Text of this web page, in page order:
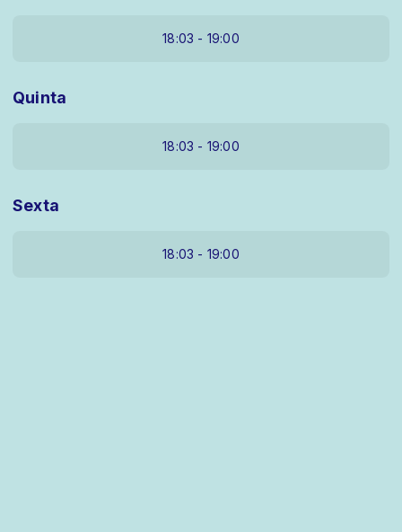
18:03 - 19:00
Quinta
18:03 - 19:00
Sexta
18:03 - 19:00